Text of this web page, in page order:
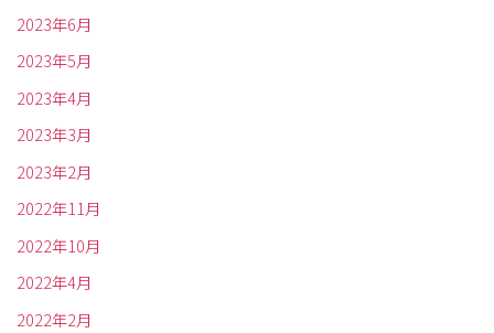
2023年6月
2023年5月
2023年4月
2023年3月
2023年2月
2022年11月
2022年10月
2022年4月
2022年2月